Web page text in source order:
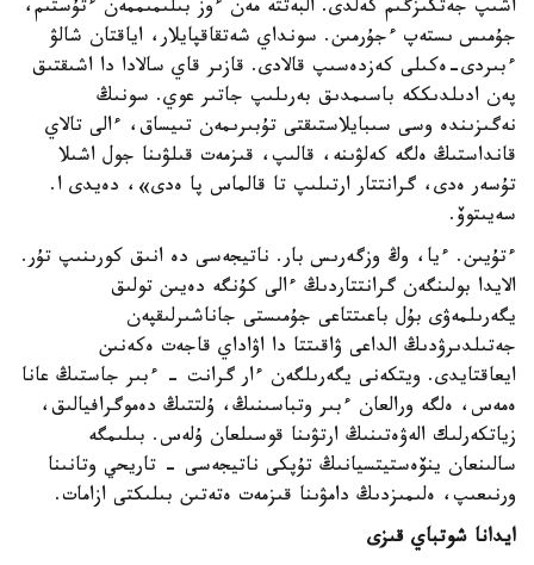
اشىپ جەتكىزگىم كەلدى. البەتتە مەن ءوز بىلىمىممەن ءتۇستىم،
جۇمىس ىستەپ ءجۇرمىن. سونداي شەتقاقپايلار، اياقتان شالۋ
ءبىردى-ەكىلى كەزدەسىپ قالادى. قازىر قاي سالادا دا اشىقتىق
پەن ادىلدىككە باسىمدىق بەرىلىپ جاتىر عوي. سونىڭ
نەگىزىندە وسى سىبايلاستىقتى تۇبىرىمەن تىيساق، ءالى تالاي
قانداستىڭ ەلگە كەلۋىنە، قالىپ، قىزمەت قىلۋىنا جول اشىلا
تۇسەر ەدى، گرانتتار ارتىلىپ تا قالماس پا ەدى»، دەيدى ا.
سەيىتوۆ.
ءتۇيىن. ءيا، وڭ وزگەرىس بار. ناتيجەسى دە انىق كورىنىپ تۇر.
الايدا بولىنگەن گرانتتاردىڭ ءالى كۇنگە دەيىن تولىق
يگەرىلمەۋى بۇل باعىتتاعى جۇمىستى جاناشىرلىقپەن
جەتىلدىرۋدىڭ الداعى ۋاقىتتا دا اۋاداي قاجەت ەكەنىن
ايعاقتايدى. ويتكەنى يگەرىلگەن ءار گرانت - ءبىر جاستىڭ عانا
ەمەس، ەلگە ورالعان ءبىر وتباسىنىڭ، ۇلتتىڭ دەموگرافيالىق،
زياتكەرلىك الەۋەتىنىڭ ارتۋىنا قوسىلعان ۇلەس. بىلىمگە
سالىنعان ينۆەستيتسيانىڭ تۇپكى ناتيجەسى - تاريحي وتانىنا
ورنىعىپ، ەلىمىزدىڭ دامۋىنا قىزمەت ەتەتىن بىلىكتى ازامات.
ايدانا شوتباي قىزى